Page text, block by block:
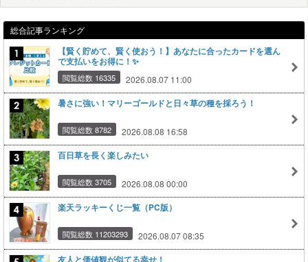
総合記事ランキング
【賢く貯めて、賢く使おう！】あなたに合ったカードを選ん
で支払いをお得に！✨
閲覧総数 16335 2026.08.07 11:00
暑さに強い！マリーゴールドと日々草の種を採ろう！
閲覧総数 8782 2026.08.08 16:58
百日草を長く楽しみたい
閲覧総数 3705 2026.08.08 00:00
楽天ラッキーくじ一覧（PC版）
閲覧総数 11203293 2026.08.07 08:35
友人と価値観が似てる幸せ！